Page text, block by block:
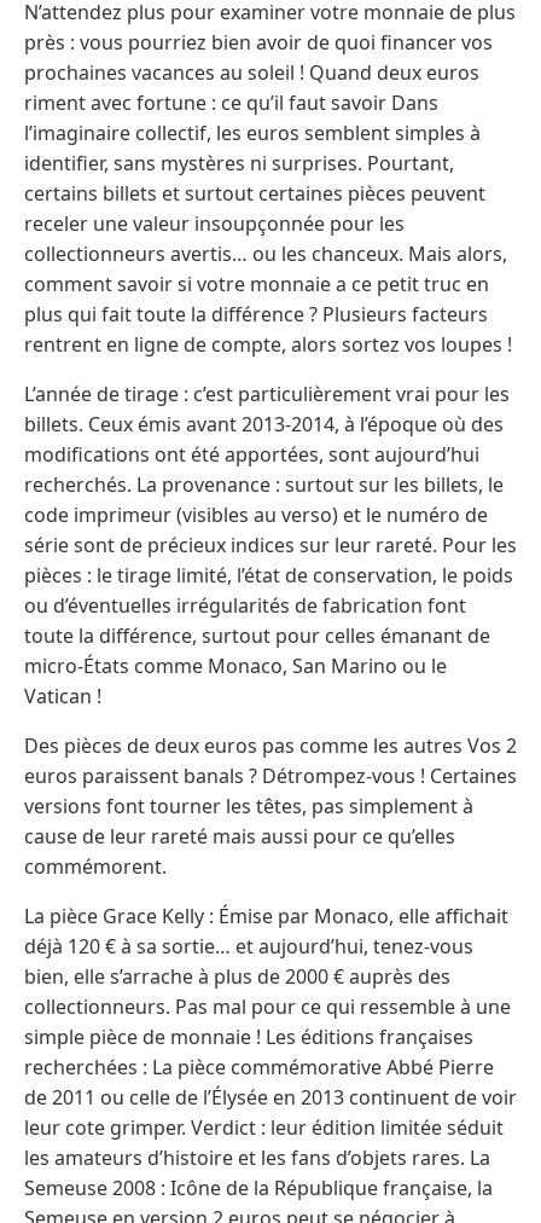
N’attendez plus pour examiner votre monnaie de plus
près : vous pourriez bien avoir de quoi financer vos
prochaines vacances au soleil ! Quand deux euros
riment avec fortune : ce qu’il faut savoir Dans
l’imaginaire collectif, les euros semblent simples à
identifier, sans mystères ni surprises. Pourtant,
certains billets et surtout certaines pièces peuvent
receler une valeur insoupçonnée pour les
collectionneurs avertis… ou les chanceux. Mais alors,
comment savoir si votre monnaie a ce petit truc en
plus qui fait toute la différence ? Plusieurs facteurs
rentrent en ligne de compte, alors sortez vos loupes !
L’année de tirage : c’est particulièrement vrai pour les
billets. Ceux émis avant 2013-2014, à l’époque où des
modifications ont été apportées, sont aujourd’hui
recherchés. La provenance : surtout sur les billets, le
code imprimeur (visibles au verso) et le numéro de
série sont de précieux indices sur leur rareté. Pour les
pièces : le tirage limité, l’état de conservation, le poids
ou d’éventuelles irrégularités de fabrication font
toute la différence, surtout pour celles émanant de
micro-États comme Monaco, San Marino ou le
Vatican !
Des pièces de deux euros pas comme les autres Vos 2
euros paraissent banals ? Détrompez-vous ! Certaines
versions font tourner les têtes, pas simplement à
cause de leur rareté mais aussi pour ce qu’elles
commémorent.
La pièce Grace Kelly : Émise par Monaco, elle affichait
déjà 120 € à sa sortie… et aujourd’hui, tenez-vous
bien, elle s’arrache à plus de 2000 € auprès des
collectionneurs. Pas mal pour ce qui ressemble à une
simple pièce de monnaie ! Les éditions françaises
recherchées : La pièce commémorative Abbé Pierre
de 2011 ou celle de l’Élysée en 2013 continuent de voir
leur cote grimper. Verdict : leur édition limitée séduit
les amateurs d’histoire et les fans d’objets rares. La
Semeuse 2008 : Icône de la République française, la
Semeuse en version 2 euros peut se négocier à